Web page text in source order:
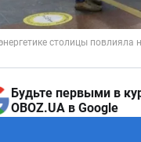
Будьте первыми в
OBOZ.UA в Google